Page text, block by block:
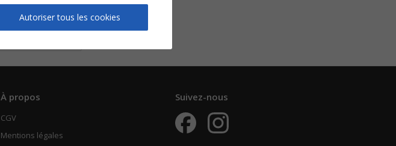
Du rhum des femmes
Accordéon
À propos
CGV
Mentions légales
Suivez-nous
Autoriser tous les cookies